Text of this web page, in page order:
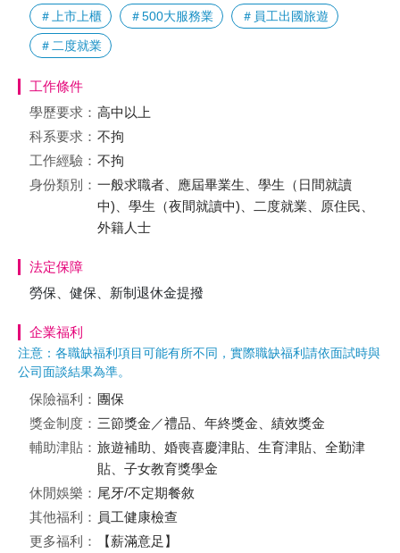
＃上市上櫃 ＃500大服務業 ＃員工出國旅遊
＃二度就業
工作條件
學歷要求： 高中以上
科系要求： 不拘
工作經驗： 不拘
身份類別： 一般求職者、應屆畢業生、學生（日間就讀
中)、學生（夜間就讀中)、二度就業、原住民、
外籍人士
法定保障
勞保、健保、新制退休金提撥
企業福利
注意：各職缺福利項目可能有所不同，實際職缺福利請依面試時與
公司面談結果為準。
保險福利： 團保
獎金制度： 三節獎金／禮品、年終獎金、績效獎金
輔助津貼： 旅遊補助、婚喪喜慶津貼、生育津貼、全勤津
貼、子女教育獎學金
休閒娛樂： 尾牙/不定期餐敘
其他福利： 員工健康檢查
更多福利：
【薪滿意足】